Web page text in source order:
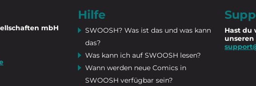
mbH
Hilfe
SWOOSH? Was ist das und was kann
das?
Was kann ich auf SWOOSH lesen?
Wann werden neue Comics in
SWOOSH verfügbar sein?
Hast du